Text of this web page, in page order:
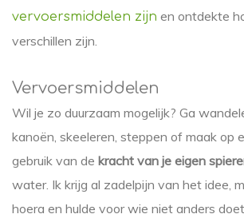
vervoersmiddelen zijn en ontdekte
verschillen zijn.
Vervoersmiddelen
Wil je zo duurzaam mogelijk? Ga
kanoën, skeeleren, steppen of maak op
gebruik van de kracht van je eigen
water. Ik krijg al zadelpijn van het idee,
hoera en hulde voor wie niet anders